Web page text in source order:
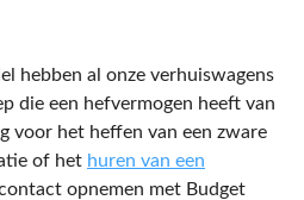
hebben al onze verhuiswagens
die een hefvermogen heeft van
voor het heffen van een zware
of het huren van een
opnemen met Budget